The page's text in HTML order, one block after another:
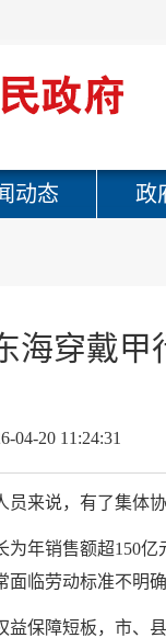
动态 政
海穿戴甲
04-20 11:24:31
来说，有了集体
为年销售额超150
临劳动标准不明
益保障短板，市、